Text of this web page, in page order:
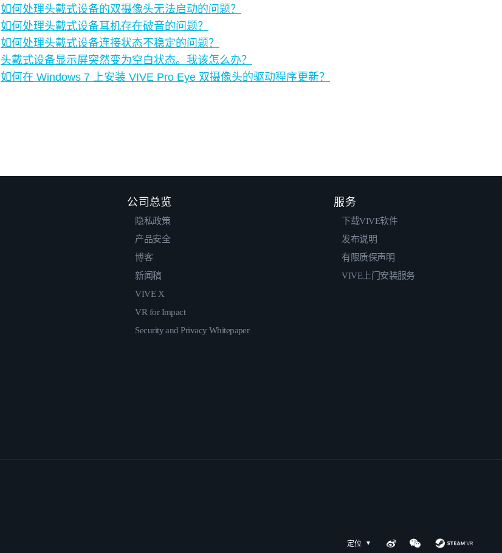
如何处理头戴式设备的双摄像头无法启动的问题？
如何处理头戴式设备耳机存在破音的问题？
如何处理头戴式设备连接状态不稳定的问题？
头戴式设备显示屏突然变为空白状态。我该怎么办？
如何在 Windows 7 上安装 VIVE Pro Eye 双摄像头的驱动程序更新？
公司总览
隐私政策
产品安全
博客
新闻稿
VIVE X
VR for Impact
Security and Privacy Whitepaper
服务
下载VIVE软件
发布说明
有限质保声明
VIVE上门安装服务
定位